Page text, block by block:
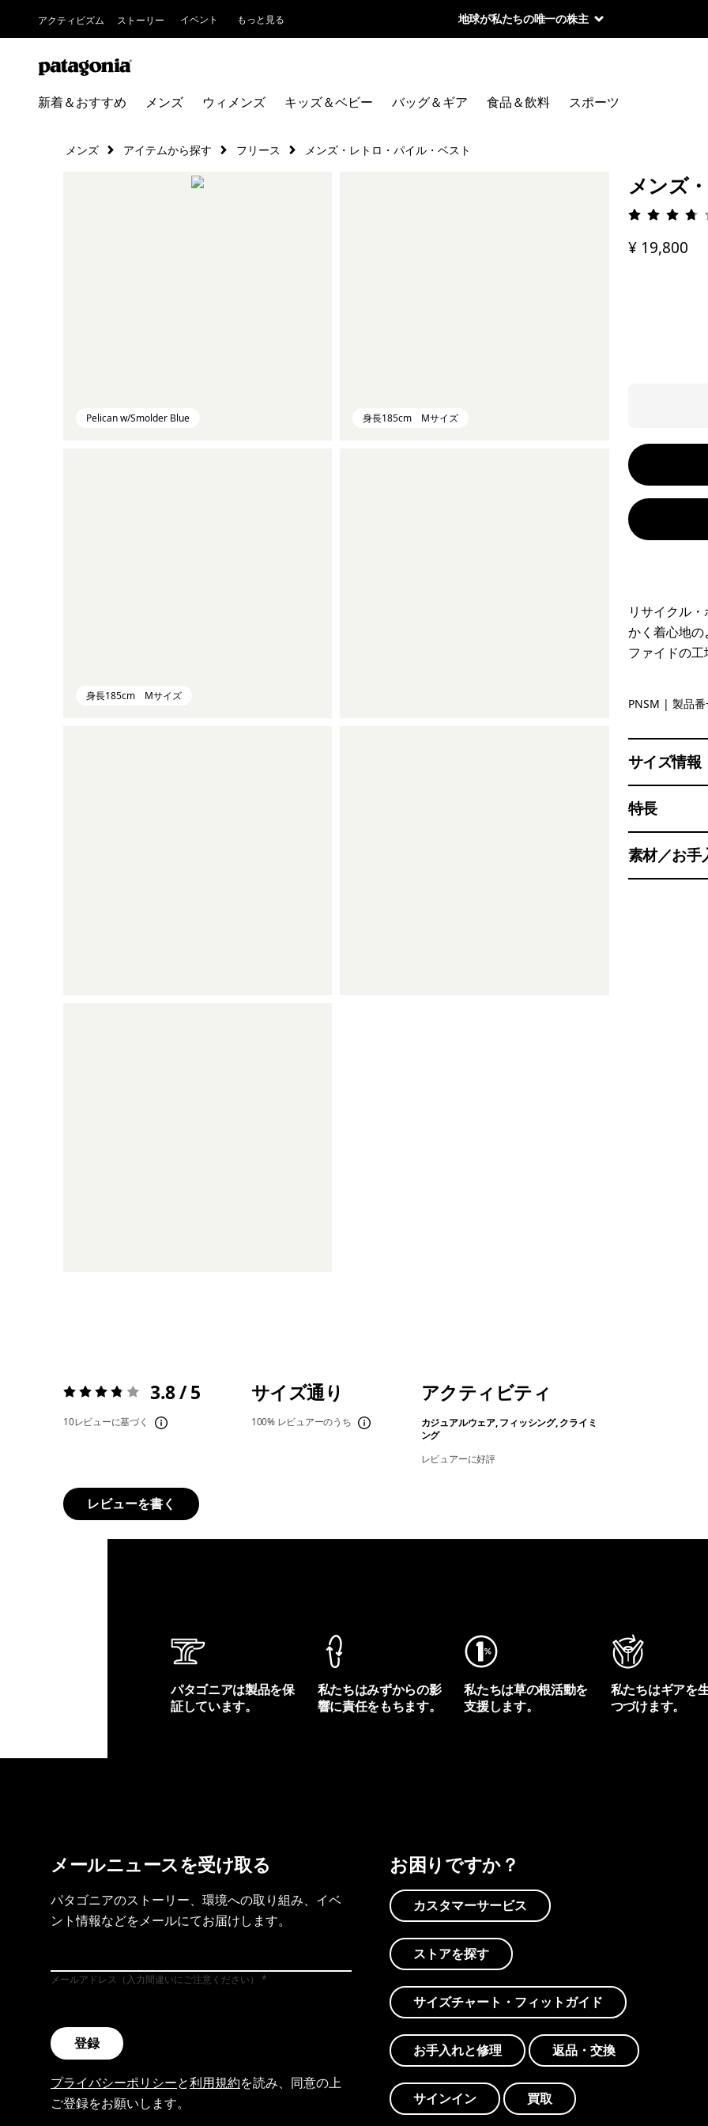
アクティビズム ストーリー イベント もっと見る 地球が私たちの唯一の株主
新着＆おすすめ メンズ ウィメンズ キッズ＆ベビー バッグ＆ギア 食品＆飲料 スポーツ
メンズ アイテムから探す フリース メンズ・レトロ・パイル・ベスト
Pelican w/Smolder Blue 身長185cm Mサイズ
身長185cm Mサイズ
メンズ
評価:
¥ 19,800
リサイクル
かく着心地
ファイドの
Pelican
PNSM | 製品
サイズ情報
特長
素材／お手
評価:3.8 / 5 3.8 / 5
10レビューに基づく
サイズ通り
100% レビュアーのうち
アクティビティ
カジュアルウェア, フィッシング, クライミ
ング
レビュアーに好評
レビューを書く
パタゴニアは製品を保
証しています。
私たちはみずからの影
響に責任をもちます。
私たちは草の根活動を
支援します。
私たちはギアを
つづけます。
メールニュースを受け取る
パタゴニアのストーリー、環境への取り組み、イベ
ント情報などをメールにてお届けします。
メールアドレス（入力間違いにご注意ください）
登録
プライバシーポリシーと利用規約を読み、同意の上
ご登録をお願いします。
お困りですか？
カスタマーサービス
ストアを探す
サイズチャート・フィットガイド
お手入れと修理 返品・交換
サインイン 買取